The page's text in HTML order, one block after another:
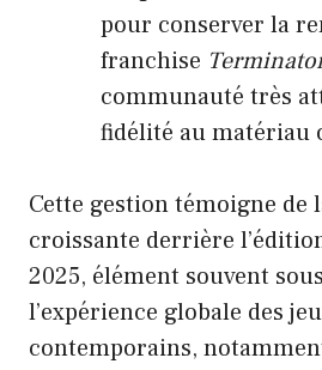
pour conserver la
franchise
communauté très
fidélité au matériau
Cette gestion témoigne de
croissante derrière
2025, élément souvent
l’expérience globale des
contemporains,